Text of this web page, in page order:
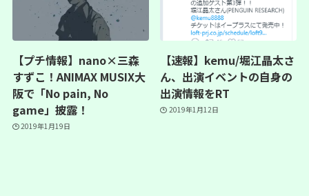
【プチ情報】nano×三森
すずこ！ANIMAX MUSIX大
阪で「No pain, No
game」披露！
2019年1月19日
【速報】kemu/堀江晶太さ
ん、出演イベントの自身の
出演情報をRT
2019年1月12日